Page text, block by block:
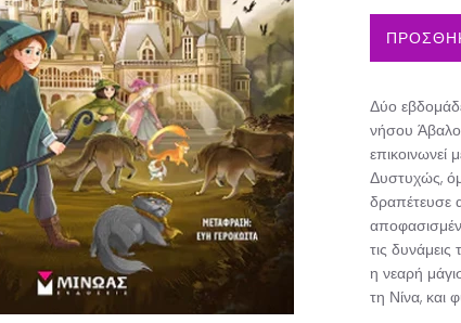
Δύο
νήσου
επικοινωνεί
Δυστυχώς,
δραπέτευσε
τις
η νεαρή
τη Νίνα, και